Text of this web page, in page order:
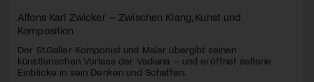
Alfons Karl Zwicker – Zwischen Klang, Kunst und
Komposition
Der St.Galler Komponist und Maler übergibt seinen
künstlerischen Vorlass der Vadiana – und eröffnet seltene
Einblicke in sein Denken und Schaffen.